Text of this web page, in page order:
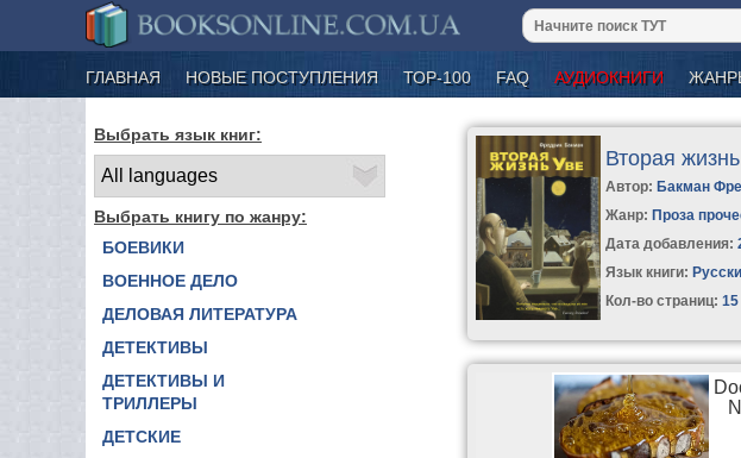
ГЛАВНАЯ НОВЫЕ ПОСТУПЛЕНИЯ ТОР-100 FAQ АУДИОКНИГИ
Выбрать язык книг:
Выбрать книгу по жанру:
БОЕВИКИ
ВОЕННОЕ ДЕЛО
ДЕЛОВАЯ ЛИТЕРАТУРА
ДЕТЕКТИВЫ
ДЕТЕКТИВЫ И
ТРИЛЛЕРЫ
ДЕТСКИЕ
Вторая
Автор: Бакман
Жанр: Проза
Дата добавления:
Язык книги:
Кол-во страниц: 15